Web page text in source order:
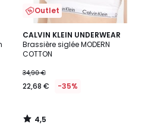
Outlet
CALVIN KLEIN UNDERWEAR
Brassière siglée MODERN
COTTON
34,90 €
22,68 € -35%
4,5
/ 5
4,5
/